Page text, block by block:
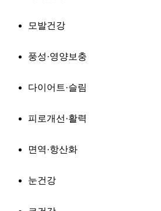
모발건강
풍성·영양보충
다이어트·슬림
피로개선·활력
면역·항산화
눈건강